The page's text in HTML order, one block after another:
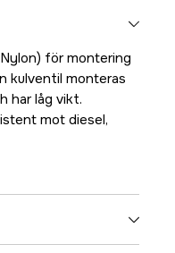
för montering
kulventil monteras
har låg vikt.
mot diesel,